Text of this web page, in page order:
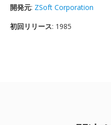
開発元: ZSoft Corporation
初回リリース: 1985